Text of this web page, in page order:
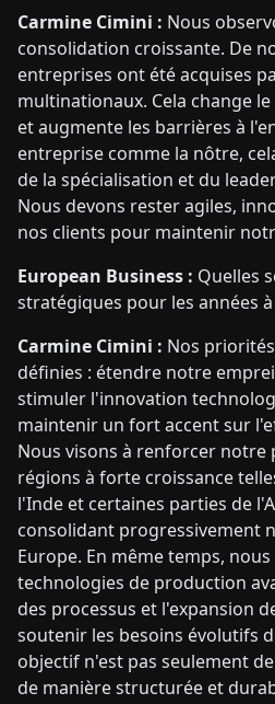
Carmine Cimini : Nous
consolidation croissante. De
entreprises ont été acquises
multinationaux. Cela change
et augmente les barrières à
entreprise comme la nôtre,
de la spécialisation et du
Nous devons rester agiles,
nos clients pour maintenir
European Business : Quelles
stratégiques pour les années
Carmine Cimini : Nos
définies : étendre notre
stimuler l'innovation
maintenir un fort accent sur
Nous visons à renforcer notre
régions à forte croissance
l'Inde et certaines parties de
consolidant progressivement
Europe. En même temps,
technologies de production
des processus et l'expansion
soutenir les besoins évolutifs
objectif n'est pas seulement
de manière structurée et